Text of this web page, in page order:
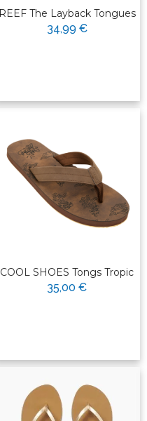
REEF The Layback Tongues
34,99 €
COOL SHOES Tongs Tropic
35,00 €